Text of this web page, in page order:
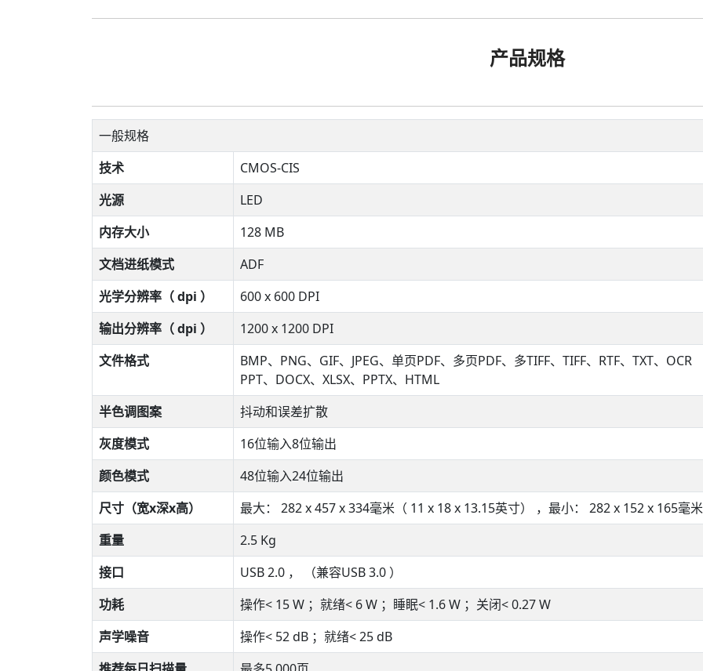
产品规格
一般规格
技术
CMOS-CIS
光源
LED
内存大小
128 MB
文档进纸模式
ADF
光学分辨率（ dpi ）
600 x 600 DPI
输出分辨率（ dpi ）
1200 x 1200 DPI
文件格式
BMP、PNG、GIF、JPEG、单页PDF、多页PDF、多TIFF、TIFF、RTF、TXT、OCR
PPT、DOCX、XLSX、PPTX、HTML
半色调图案
抖动和误差扩散
灰度模式
16位输入8位输出
颜色模式
48位输入24位输出
尺寸（宽x深x高）
最大： 282 x 457 x 334毫米（ 11 x 18 x 13.15英寸） ，最小： 282 x 152 x 165毫米
重量
2.5 Kg
接口
USB 2.0 ， （兼容USB 3.0 ）
功耗
操作< 15 W ；就绪< 6 W ；睡眠< 1.6 W ；关闭< 0.27 W
声学噪音
操作< 52 dB ；就绪< 25 dB